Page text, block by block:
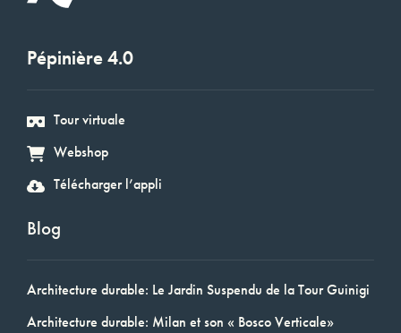
Pépinière 4.0
Tour virtuale
Webshop
Télécharger l’appli
Blog
Architecture durable: Le Jardin Suspendu de la Tour Guinigi
Architecture durable: Milan et son « Bosco Verticale»